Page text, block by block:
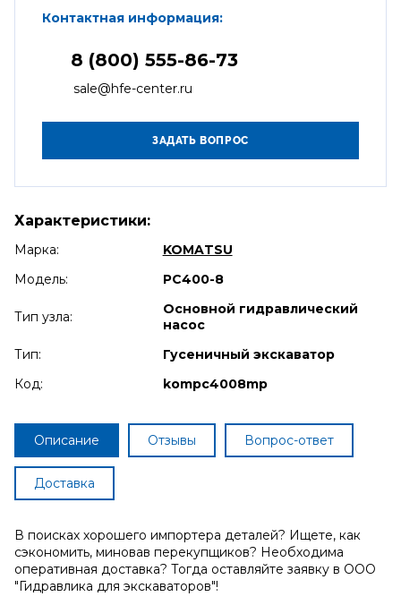
Контактная информация:
8 (800) 555-86-73
sale@hfe-center.ru
Характеристики:
Марка:
KOMATSU
Модель:
PC400-8
Тип узла:
Основной гидравлический
насос
Тип:
Гусеничный экскаватор
Код:
kompc4008mp
Описание Отзывы Вопрос-ответ
Доставка
В поисках хорошего импортера деталей? Ищете, как
сэкономить, миновав перекупщиков? Необходима
оперативная доставка? Тогда оставляйте заявку в ООО
"Гидравлика для экскаваторов"!